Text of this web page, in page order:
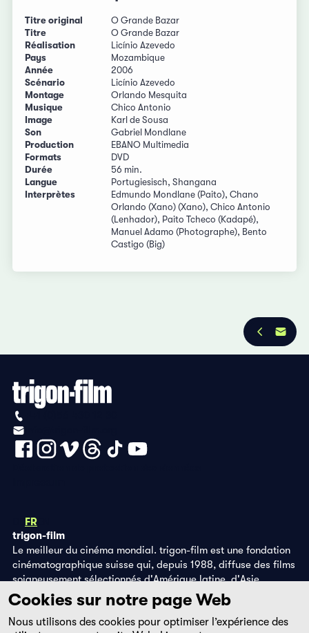
Titre original
O Grande Bazar
Titre
O Grande Bazar
Réalisation
Licínio Azevedo
Pays
Mozambique
Année
2006
Scénario
Licínio Azevedo
Montage
Orlando Mesquita
Musique
Chico Antonio
Image
Karl de Sousa
Son
Gabriel Mondlane
Production
EBANO Multimedia
Formats
DVD
Durée
56 min.
Langue
Portugiesisch, Shangana
Interprètes
Edmundo Mondlane (Paito), Chano
Orlando (Xano) (Xano), Chico Antonio
(Lenhador), Paito Tcheco (Kadapé),
Manuel Adamo (Photographe), Bento
Castigo (Big)
FR
trigon-film
Le meilleur du cinéma mondial. trigon-film est une fondation
cinématographique suisse qui, depuis 1988, diffuse des films
soigneusement sélectionnés d'Amérique latine, d'Asie,
d'Afrique et d'Europe de l'Est, dans les salles de cinéma,
grâce à ses propres éditions DVD et sur la plateforme de
streaming filmingo.
Cookies sur notre page Web
Nous utilisons des cookies pour optimiser l’expérience des